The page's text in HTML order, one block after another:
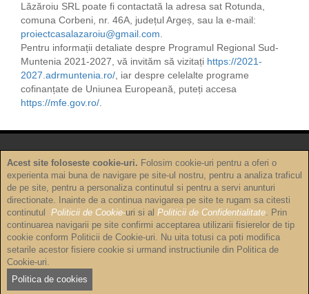
Lăzăroiu SRL poate fi contactată la adresa sat Rotunda,
comuna Corbeni, nr. 46A, județul Argeș, sau la e-mail:
proiectcasalazaroiu@gmail.com.
Pentru informații detaliate despre Programul Regional Sud-
Muntenia 2021-2027, vă invităm să vizitați https://2021-
2027.adrmuntenia.ro/, iar despre celelalte programe
cofinanțate de Uniunea Europeană, puteți accesa
https://mfe.gov.ro/.
Politica de confidențialitate
Politica de cookie-uri
Termeni și condiții
Copyright © 2026
Acest site foloseste cookie-uri. Folosim cookie-uri pentru a oferi o
experienta mai buna de navigare pe site-ul nostru, pentru a analiza traficul
de pe site, pentru a personaliza continutul si pentru a servi anunturi
directionate. Inainte de a continua navigarea pe site te rugam sa citesti
continutul Politicii de Cookie-uri si al Politicii de Confidentialitate. Prin
continuarea navigarii pe site confirmi acceptarea utilizarii fisierelor de tip
cookie conform Politicii de Cookie-uri. Nu uita totusi ca poti modifica
setarile acestor fisiere cookie si urmand instructiunile din Politica de
Cookie-uri.
Politica de cookies